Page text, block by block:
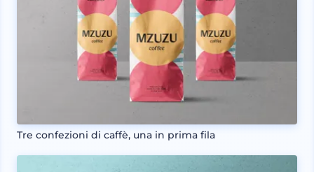
Tre confezioni di caffè, una in prima fila